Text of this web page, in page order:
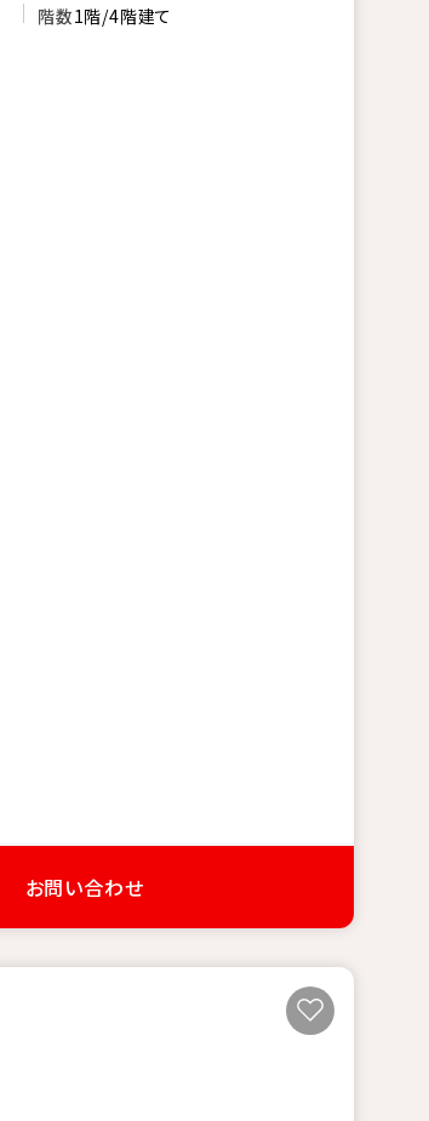
階数1階/4階建て
お問い合わせ